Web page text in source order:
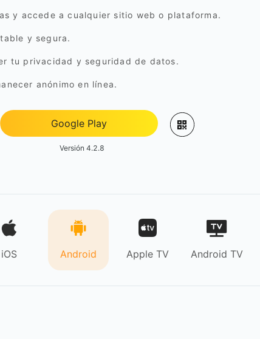
y accede a cualquier sitio web o plataforma.
y segura.
tu privacidad y seguridad de datos.
anónimo en línea.
Google Play
Versión 4.2.8
iOS Android Apple TV Android TV